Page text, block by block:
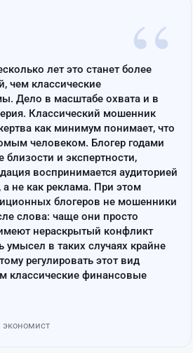
“
лет это станет более
чем классические
Дело в масштабе охвата и в
Классический мошенник
как минимум понимает, что
человеком. Блогер годами
и экспертности,
воспринимается аудиторией
а не как реклама. При этом
блогеров не мошенники
слова: чаще они просто
нераскрытый конфликт
умысел в таких случаях крайне
регулировать этот вид
классические финансовые